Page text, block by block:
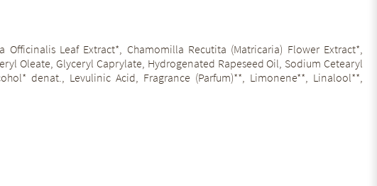
Officinalis Leaf Extract*, Chamomilla Recutita (Matricaria) Flower Extract*,
Oleate, Glyceryl Caprylate, Hydrogenated Rapeseed Oil, Sodium Cetearyl
denat., Levulinic Acid, Fragrance (Parfum)**, Limonene**, Linalool**,